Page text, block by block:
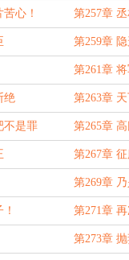
心！ 第257章
心
第259章
第261章
绝 第263章
不是罪 第265章
第267章
第269章
第271章 再
第273章